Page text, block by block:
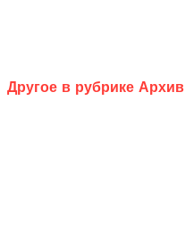
Другое в рубрике Архив